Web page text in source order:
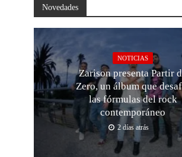
Novedades
NOTICIAS
Zarison presenta Partir
Zero, un álbum que
las fórmulas del rock
contemporáneo
2 días atrás